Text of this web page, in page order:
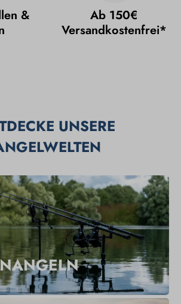
&
Ab 150€
Versandkostenfrei*
UNSERE